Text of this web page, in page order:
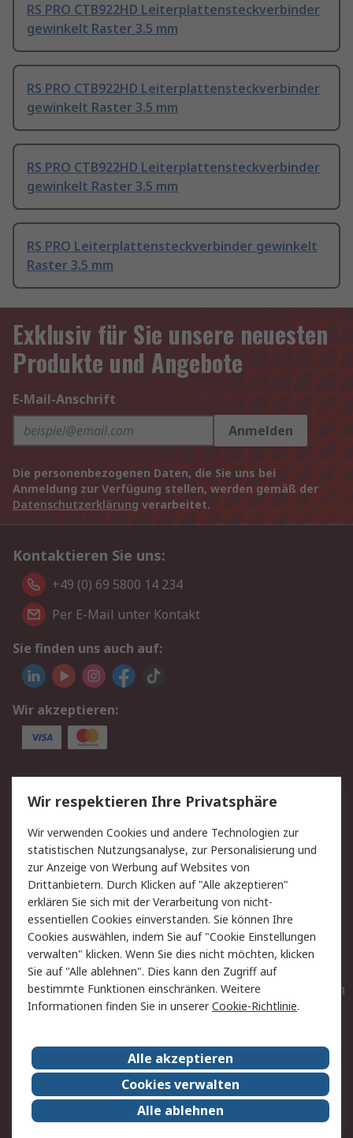
RS PRO CTB922HD Leiterplattensteckverbinder
gewinkelt Raster 3.5 mm
RS PRO CTB922HD Leiterplattensteckverbinder
gewinkelt Raster 3.5 mm
RS PRO CTB922HD Leiterplattensteckverbinder
gewinkelt Raster 3.5 mm
RS PRO Leiterplattensteckverbinder gewinkelt
Raster 3.5 mm
Exklusiv für Sie unsere neuesten
Produkte und Angebote
E-Mail-Anschrift
Anmelden
Die personenbezogenen Daten, die Sie uns bei
Anmeldung zur Verfügung stellen, werden gemäß der
Datenschutzerklärung verarbeitet.
Kontaktieren Sie uns:
+49 (0) 69 5800 14 234
Per E-Mail unter Kontakt
Sie finden uns auch auf:
Wir akzeptieren:
Service
Value Added Services
Lieferlösungen
Rücksendungen
Kontakt
Hilfe
Privatkunden
Rechtliches
AGB
Datenschutz
Cookie-Richtlinie
Zahlungsbedingungen
Copyright/Impressum
Entsorgung
Elektrogeräte/Batterien
RS weltweit
Karriere bei RS
Nachhaltigkeit
Qualität/Umwelt/ZertifikatePresse-Center
Event-Center
Wir respektieren Ihre Privatsphäre
Wir verwenden Cookies und andere Technologien zur
statistischen Nutzungsanalyse, zur Personalisierung und
zur Anzeige von Werbung auf Websites von
Drittanbietern. Durch Klicken auf "Alle akzeptieren"
erklären Sie sich mit der Verarbeitung von nicht-
essentiellen Cookies einverstanden. Sie können Ihre
Cookies auswählen, indem Sie auf "Cookie Einstellungen
verwalten" klicken. Wenn Sie dies nicht möchten, klicken
Sie auf "Alle ablehnen". Dies kann den Zugriff auf
bestimmte Funktionen einschränken. Weitere
Informationen finden Sie in unsererCookie-Richtlinie.
Alle akzeptieren
Cookies verwalten
Alle ablehnen